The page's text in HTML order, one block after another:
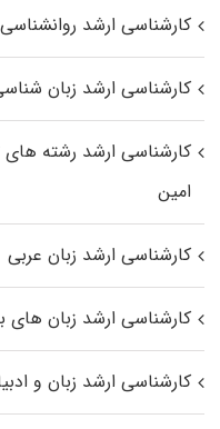
کارشناسی ارشد روانشناسی ۲
کارشناسی ارشد زبان
کارشناسی ارشد رﺷﺘﻪ
اﻣﻴﻦ
کارشناسی ارشد زبان عربی
کارشناسی ارشد زبان‌ های
کارشناسی ارشد زبان و